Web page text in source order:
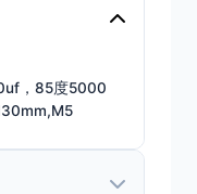
，85度5000